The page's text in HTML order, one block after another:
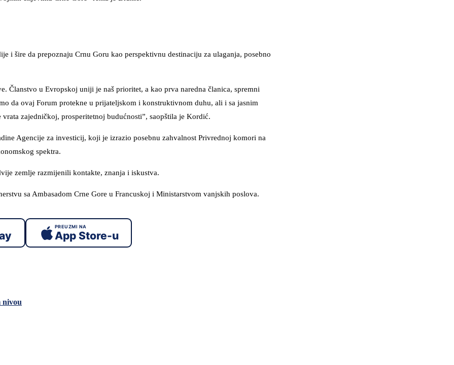
i šire da prepoznaju Crnu Goru kao perspektivnu destinaciju za ulaganja, posebno
Članstvo u Evropskoj uniji je naš prioritet, a kao prva naredna članica, spremni
da ovaj Forum protekne u prijateljskom i konstruktivnom duhu, ali i sa jasnim
zajedničkoj, prosperitetnoj budućnosti”, saopštila je Kordić.
Agencije za investicij, koji je izrazio posebnu zahvalnost Privrednoj komori na
spektra.
zemlje razmijenili kontakte, znanja i iskustva.
sa Ambasadom Crne Gore u Francuskoj i Ministarstvom vanjskih poslova.
PREUZMI NA
App Store-u
nivou